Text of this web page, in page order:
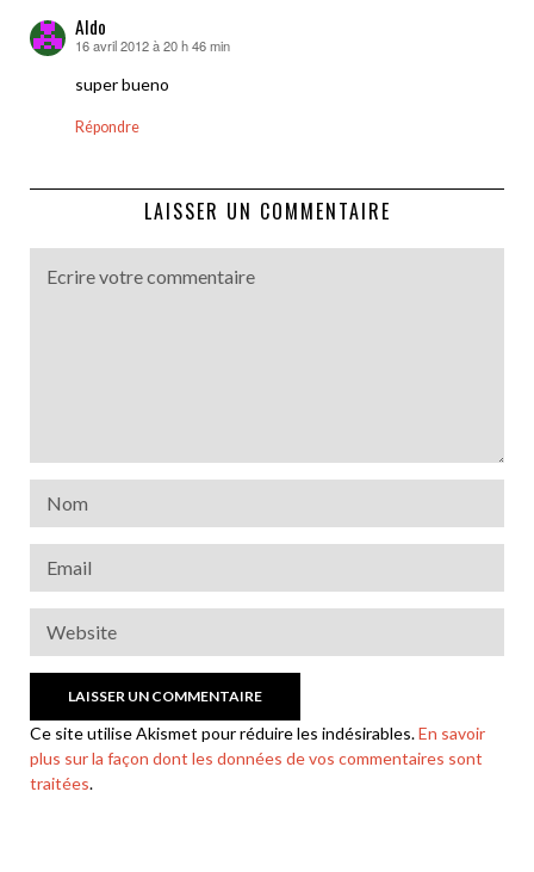
Aldo
dit :
16 avril 2012 à 20 h 46 min
super bueno
Répondre
LAISSER UN COMMENTAIRE
Ce site utilise Akismet pour réduire les indésirables.En savoir
plus sur la façon dont les données de vos commentaires sont
traitées.